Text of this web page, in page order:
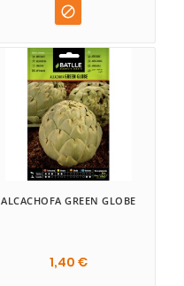

ALCACHOFA GREEN GLOBE
1,40 €